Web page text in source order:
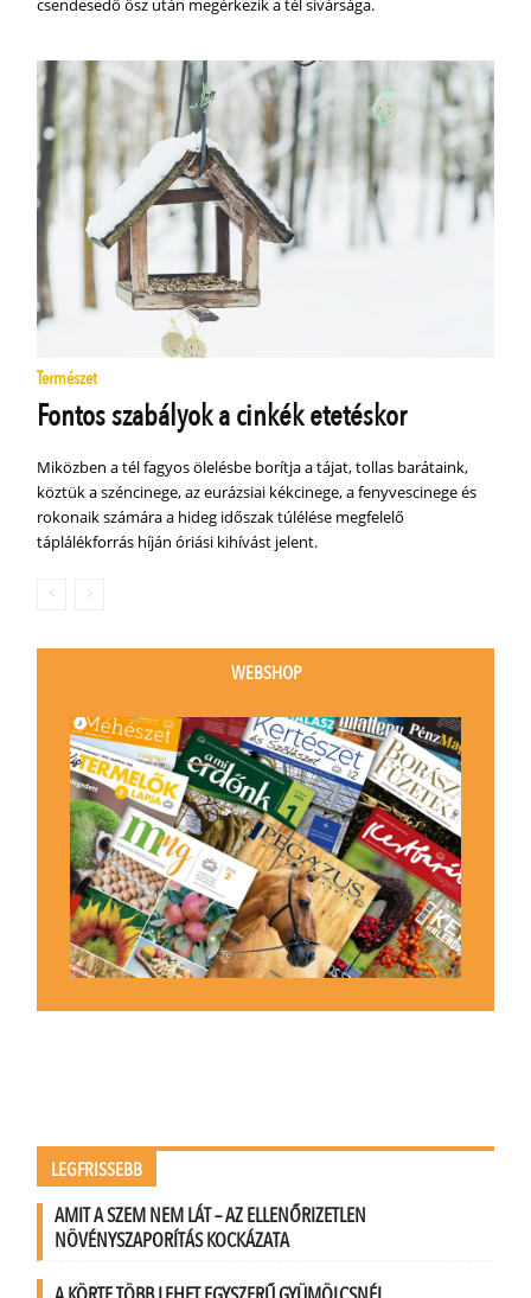
csendesedő ősz után megérkezik a tél sivársága.
Természet
Fontos szabályok a cinkék etetéskor
Miközben a tél fagyos ölelésbe borítja a tájat, tollas barátaink,
köztük a széncinege, az eurázsiai kékcinege, a fenyvescinege és
rokonaik számára a hideg időszak túlélése megfelelő
táplálékforrás híján óriási kihívást jelent.
WEBSHOP
LEGFRISSEBB
AMIT A SZEM NEM LÁT – AZ ELLENŐRIZETLEN
NÖVÉNYSZAPORÍTÁS KOCKÁZATA